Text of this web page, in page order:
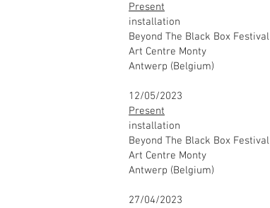
Present
installation
Beyond The Black Box Festival
Art Centre Monty
Antwerp (Belgium)
12/05/2023
Present
installation
Beyond The Black Box Festival
Art Centre Monty
Antwerp (Belgium)
27/04/2023